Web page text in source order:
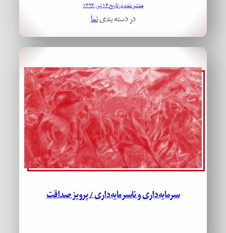
منتشر شده در تاریخ ۱۴ تیر, ۱۳۹۳
در دسته بندینما
سرمایه‌داری و ناسرمایه‌داری / پرویز صداقت